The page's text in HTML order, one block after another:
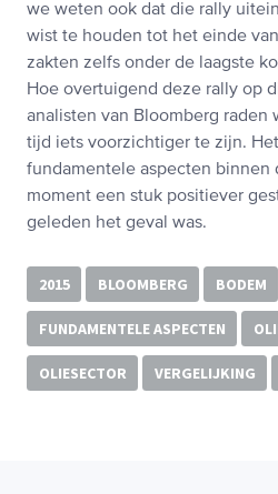
we weten ook dat die rally
wist te houden tot het einde
zakten zelfs onder de laagste
Hoe overtuigend deze rally op
analisten van Bloomberg raden
tijd iets voorzichtiger te zijn.
fundamentele aspecten binnen
moment een stuk positiever
geleden het geval was.
2015 BLOOMBERG BODEM
FUNDAMENTELE ASPECTEN
OLIESECTOR VERGELIJKING